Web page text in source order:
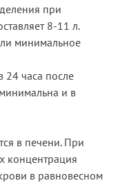
при
8-11 л.
минимальное
24 часа после
и в
в печени. При
концентрация
в равновесном